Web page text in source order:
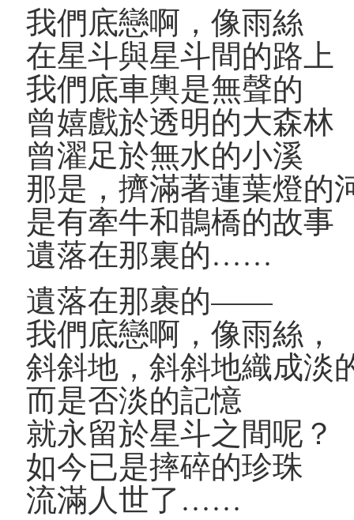
我們底戀啊，像雨絲
在星斗與星斗間的路上
我們底車輿是無聲的
曾嬉戲於透明的大森林
曾濯足於無水的小溪
那是，擠滿著蓮葉燈的
是有牽牛和鵲橋的故事
遺落在那裏的……
遺落在那裹的——
我們底戀啊，像雨絲，
斜斜地，斜斜地織成淡
而是否淡的記憶
就永留於星斗之間呢？
如今已是摔碎的珍珠
流滿人世了……